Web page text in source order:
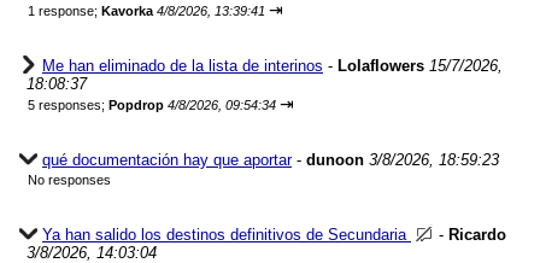
1 response; Kavorka 4/8/2026, 13:39:41 ⇥
Me han eliminado de la lista de interinos - Lolaflowers 15/7/2026,
18:08:37
5 responses; Popdrop 4/8/2026, 09:54:34 ⇥
qué documentación hay que aportar- dunoon 3/8/2026, 18:59:23
No responses
Ya han salido los destinos definitivos de Secundaria - Ricardo
3/8/2026, 14:03:04